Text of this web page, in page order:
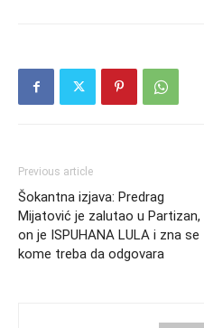
Previous article
Šokantna izjava: Predrag
Mijatović je zalutao u Partizan,
on je ISPUHANA LULA i zna se
kome treba da odgovara